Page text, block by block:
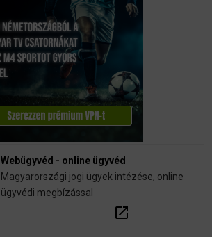
Webügyvéd - online ügyvéd
Magyarországi jogi ügyek intézése, online
ügyvédi megbízással
open_in_new